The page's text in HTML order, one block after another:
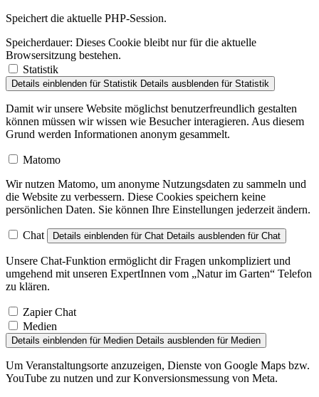
Browsersitzung bestehen.
Statistik
Details einblenden
Damit wir unsere Website möglichst benutzerfreundlich gestalten
können müssen wir wissen wie Besucher interagieren. Aus diesem
Grund werden Informationen anonym gesammelt.
die Website zu verbessern. Diese Cookies speichern keine
persönlichen Daten. Sie können Ihre Einstellungen jederzeit ändern.
Unsere Chat-Funktion ermöglicht dir Fragen unkompliziert und
umgehend mit unseren ExpertInnen vom „Natur im Garten“ Telefon
zu klären.
Medien
Details einblenden
Um Veranstaltungsorte anzuzeigen, Dienste von Google Maps bzw.
YouTube zu nutzen und zur Konversionsmessung von Meta.